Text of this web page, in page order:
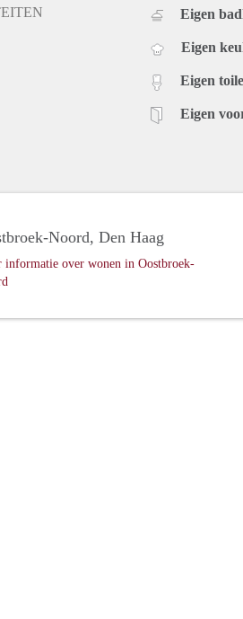
Eigen
Eigen
Eigen
Eigen
Noord, Den Haag
informatie over wonen in Oostbroek-